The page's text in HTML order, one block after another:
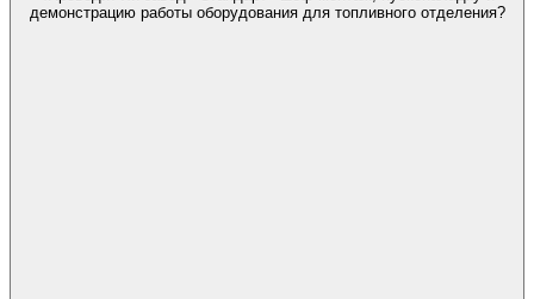
демонстрацию работы оборудования для топливного отделения?